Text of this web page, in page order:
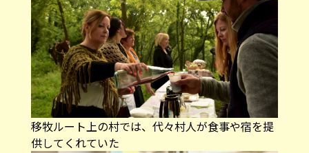
移牧ルート上の村では、代々村人が食事や宿を提
供してくれていた